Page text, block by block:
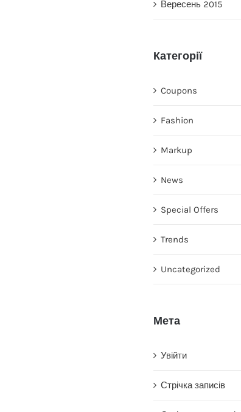
Вересень 2015
Категорії
Coupons
Fashion
Markup
News
Special Offers
Trends
Uncategorized
Мета
Увійти
Стрічка записів